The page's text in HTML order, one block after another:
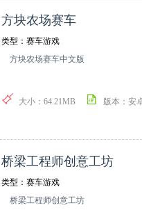
方块农场赛车
类型：赛车游戏
方块农场赛车中文版
大小：64.21MB 版本：安
桥梁工程师创意工坊
类型：赛车游戏
桥梁工程师创意工坊